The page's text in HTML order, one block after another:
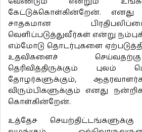
கேட்டுக்கொள்கின்றேன். எனது
சாதகமான
வெளிப்படுத்துவீர்கள் என்று
எம்மோடு தொடர்புகளை
உதவிகளைச்
தெரிவித்திருக்கும் புலம்
தோழர்களுக்கும்,
விரும்பிகளுக்கும் எனது
கொள்கின்றேன்.
உத்தேச